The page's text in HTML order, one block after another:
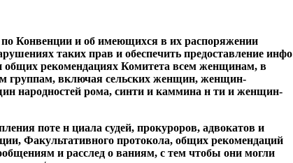
Конвенции и об имеющихся в их распоряжении
таких прав и обеспечить предоставление инфо
рекомендациях Комитета всем женщинам, в
группам, включая сельских женщин, женщин-
народностей рома, синти и каммина н ти и женщин-
поте н циала судей, прокуроров, адвокатов и
Факультативного протокола, общих рекомендаций
и расслед о ваниям, с тем чтобы они могли